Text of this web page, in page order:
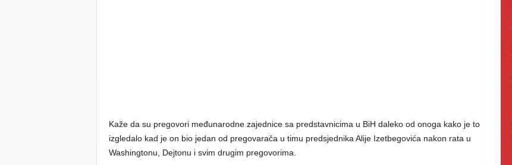
Kaže da su pregovori međunarodne zajednice sa predstavnicima u BiH daleko od onoga kako je to
izgledalo kad je on bio jedan od pregovarača u timu predsjednika Alije Izetbegovića nakon rata u
Washingtonu, Dejtonu i svim drugim pregovorima.